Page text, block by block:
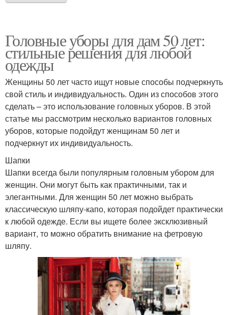
Головные уборы для дам 50 лет:
стильные решения для любой
одежды
Женщины 50 лет часто ищут новые способы подчеркнуть
свой стиль и индивидуальность. Один из способов этого
сделать – это использование головных уборов. В этой
статье мы рассмотрим несколько вариантов головных
уборов, которые подойдут женщинам 50 лет и
подчеркнут их индивидуальность.
Шапки
Шапки всегда были популярным головным убором для
женщин. Они могут быть как практичными, так и
элегантными. Для женщин 50 лет можно выбрать
классическую шляпу-капо, которая подойдет практически
к любой одежде. Если вы ищете более эксклюзивный
вариант, то можно обратить внимание на фетровую
шляпу.